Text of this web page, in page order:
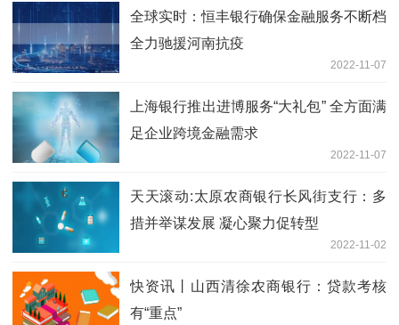
全球实时：恒丰银行确保金融服务不断档
全力驰援河南抗疫
2022-11-07
上海银行推出进博服务“大礼包” 全方面满
足企业跨境金融需求
2022-11-07
天天滚动:太原农商银行长风街支行：多
措并举谋发展 凝心聚力促转型
2022-11-02
快资讯丨山西清徐农商银行：贷款考核
有“重点”